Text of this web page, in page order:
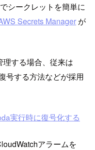
シークレットを簡単に
Secrets Manager が
する場合、従来は
号する方法などが採用
実行時に復号化する
アラームを